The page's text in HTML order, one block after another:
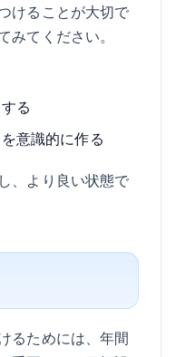
けることが大切で
てください。
る
意識的に作る
、より良い状態で
るためには、年間